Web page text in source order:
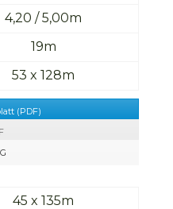
4,20 / 5,00m
19m
53 x 128m
(PDF)
45 x 135m